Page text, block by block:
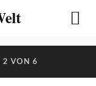
2 VON 6